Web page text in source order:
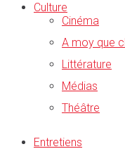
Culture
Cinéma
A moy que
Littérature
Médias
Théâtre
Entretiens